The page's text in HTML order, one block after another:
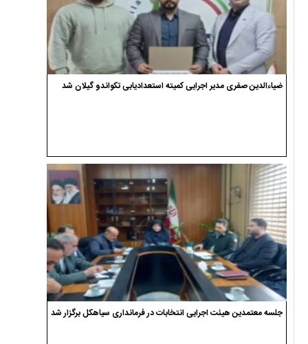
جایزه ۱۰ میلیارد تومانی یک سیاهکلی برای انتقام از ترامپ و نتانیاهو
ضیاءالدین صفری مدیر اجرایی کمیته استعدادیابی تکواندو گیلان شد